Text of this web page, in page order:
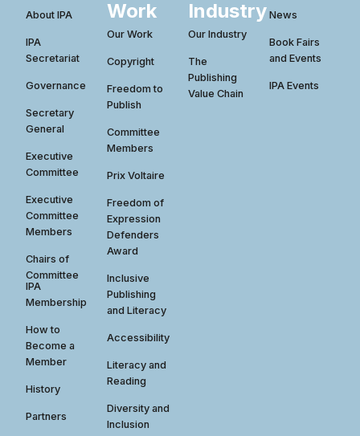
About IPA
IPA
Secretariat
Governance
Secretary
General
Executive
Committee
Executive
Committee
Members
Chairs of
Committee
IPA
Membership
How to
Become a
Member
History
Partners
Work
Our Work
Copyright
Freedom to
Publish
Committee
Members
Prix Voltaire
Freedom of
Expression
Defenders
Award
Inclusive
Publishing
and Literacy
Accessibility
Literacy and
Reading
Diversity and
Inclusion
Industry
Our Industry
The
Publishing
Value Chain
News
Book Fairs
and Events
IPA Events